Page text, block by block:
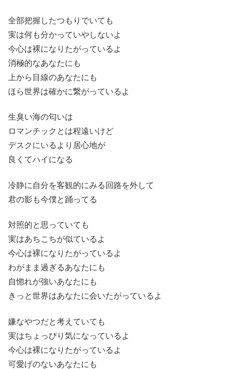
全部把握したつもりでいても
実は何も分かっていやしないよ
今心は裸になりたがっているよ
消極的なあなたにも
上から目線のあなたにも
ほら世界は確かに繋がっているよ
生臭い海の匂いは
ロマンチックとは程遠いけど
デスクにいるより居心地が
良くてハイになる
冷静に自分を客観的にみる回路を外して
君の影も今僕と踊ってる
対照的と思っていても
実はあちこちが似ているよ
今心は裸になりたがっているよ
わがまま過ぎるあなたにも
自惚れが強いあなたにも
きっと世界はあなたに会いたがっているよ
嫌なやつだと考えていても
実はちょっぴり気になっているよ
今心は裸になりたがっているよ
可愛げのないあなたにも